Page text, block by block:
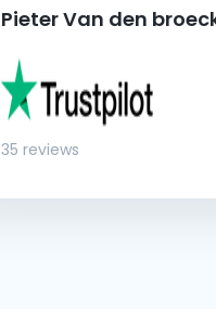
Pieter Van den
35 reviews